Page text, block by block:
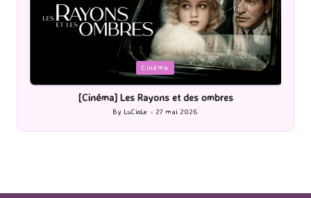
Cinéma
[Cinéma] Les Rayons et des ombres
Posted
by
By LuCioLe 27 mai 2026